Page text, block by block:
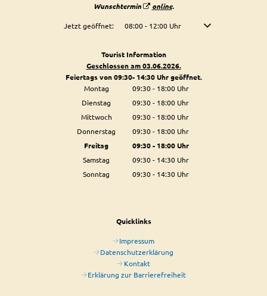
Wunschtermin
online.
Klicken, um weitere Öffnungs- oder Schließzeiten auszublenden
Jetzt geöffnet: 08:00- 12:00 Uhr Von 08:00 bis 12:00
Tourist Information
Geschlossen am 03.06.2026.
Feiertags von 09:30- 14:30 Uhr geöffnet.
Montag
09:30- 18:00Uhr
Von 09:30 bis 18:00 Uhr
Dienstag 09:30- 18:00Uhr
Von 09:30 bis 18:00 Uhr
Mittwoch 09:30- 18:00Uhr
Von 09:30 bis 18:00 Uhr
Donnerstag 09:30- 18:00Uhr
Von 09:30 bis 18:00 Uhr
Freitag 09:30- 18:00Uhr
Von 09:30 bis 18:00 Uhr
Samstag 09:30- 14:30Uhr
Von 09:30 bis 14:30 Uhr
Sonntag 09:30- 14:30Uhr
Quicklinks
Impressum
Datenschutzerklärung
Kontakt
Erklärung zur Barrierefreiheit